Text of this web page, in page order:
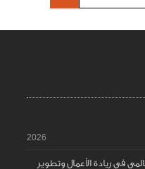
2026
في ريادة الأعمال وتطوير